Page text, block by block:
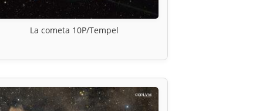
La cometa 10P/Tempel